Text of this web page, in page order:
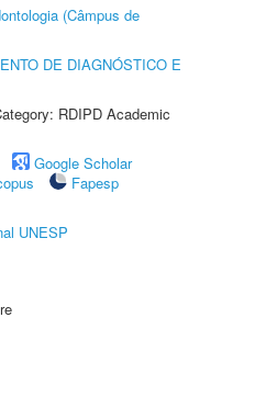
(Câmpus de
DE DIAGNÓSTICO E
RDIPD Academic
Google Scholar
Fapesp
UNESP